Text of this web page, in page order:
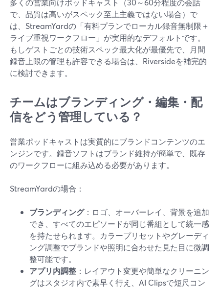
多くの営業向けポッドキャスト（30～60分程度の会話
で、品質は高いがスペック至上主義ではない場合）で
は、StreamYardの「有料プランでローカル録音無制限＋
ライブ重視ワークフロー」が実用的なデフォルトです。
もしゲストごとの技術スペック最大化が最優先で、月間
録音上限の管理も許容できる場合は、Riversideを補完的
に検討できます。
チームはブランディング・編集・配
信をどう管理している？
営業ポッドキャストは実質的にブランドコンテンツのエ
ンジンです。録音ソフトはブランド維持が簡単で、既存
のワークフローに組み込める必要があります。
StreamYardの場合：
ブランディング：ロゴ、オーバーレイ、背景を追加
でき、すべてのエピソードが同じ番組として統一感
を持たせられます。カラープリセットやグレーディ
ング調整でブランドや照明に合わせた見た目に微調
整可能です。
アプリ内調整 ：レイアウト変更や簡単なクリーニン
グはスタジオ内で素早く行え、AI Clipsで短尺コン